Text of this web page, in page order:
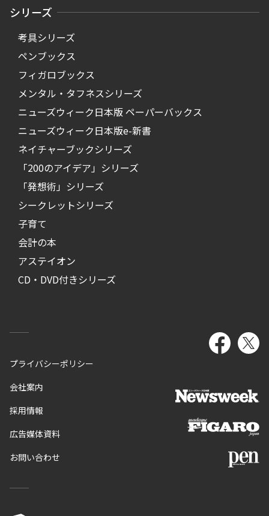
シリーズ
考具シリーズ
ペンブックス
フィガロブックス
メンタル・タフネスシリーズ
ニューズウィーク日本版 ペーパーバックス
ニューズウィーク日本版e-新書
ネイチャーブックシリーズ
「200のアイデア」シリーズ
「発想術」シリーズ
シークレットシリーズ
子育て
会計の本
アステイオン
CD・DVD付きシリーズ
プライバシーポリシー
会社案内
採用情報
広告媒体資料
お問い合わせ